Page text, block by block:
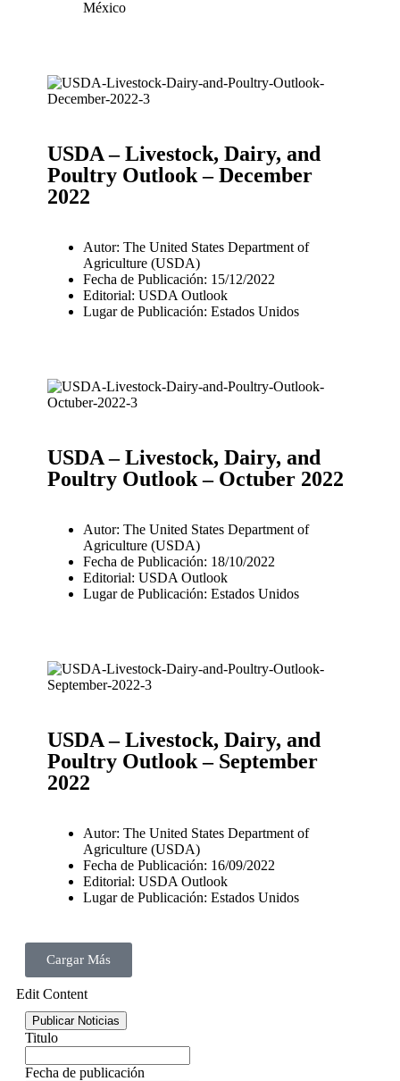
México
USDA – Livestock, Dairy, and
Poultry Outlook – December
2022
Autor: The United States Department of
Agriculture (USDA)
Fecha de Publicación: 15/12/2022
Editorial: USDA Outlook
Lugar de Publicación: Estados Unidos
USDA – Livestock, Dairy, and
Poultry Outlook – Octuber 2022
Autor: The United States Department of
Agriculture (USDA)
Fecha de Publicación: 18/10/2022
Editorial: USDA Outlook
Lugar de Publicación: Estados Unidos
USDA – Livestock, Dairy, and
Poultry Outlook – September
2022
Autor: The United States Department of
Agriculture (USDA)
Fecha de Publicación: 16/09/2022
Editorial: USDA Outlook
Lugar de Publicación: Estados Unidos
Cargar Más
Edit Content
Publicar Noticias
Titulo
Fecha de publicación